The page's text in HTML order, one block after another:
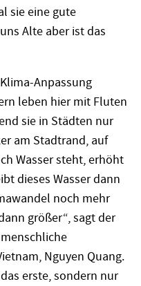
sie eine gute
Alte aber ist das
Anpassung
leben hier mit Fluten
sie in Städten nur
am Stadtrand, auf
Wasser steht, erhöht
dieses Wasser dann
noch mehr
größer“, sagt der
Nguyen Quang.
erste, sondern nur